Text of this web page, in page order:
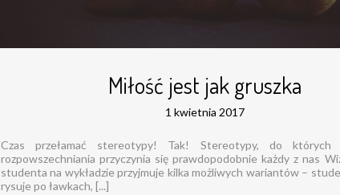
Miłość jest jak gruszka
1 kwietnia 2017
Czas przełamać stereotypy! Tak! Stereotypy, do których
rozpowszechniania przyczynia się prawdopodobnie każdy z nas
studenta na wykładzie przyjmuje kilka możliwych wariantów –
rysuje po ławkach, [...]